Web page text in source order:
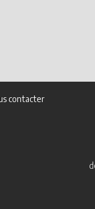
contacter